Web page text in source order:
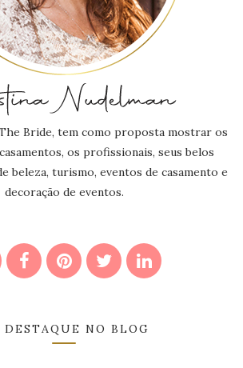
Bride, tem como proposta mostrar os
os profissionais, seus belos
beleza, turismo, eventos de casamento e
decoração de eventos.
DESTAQUE NO BLOG